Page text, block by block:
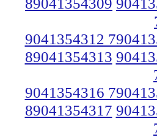
9041354312
89041354313
9041354316
89041354317